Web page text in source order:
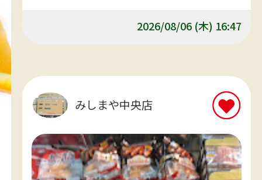
2026/08/06 (木) 16:47
みしまや中央店